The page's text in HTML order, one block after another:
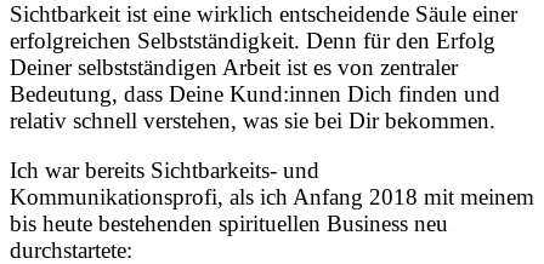
Sichtbarkeit ist eine wirklich entscheidende Säule einer
erfolgreichen Selbstständigkeit. Denn für den Erfolg
Deiner selbstständigen Arbeit ist es von zentraler
Bedeutung, dass Deine Kund:innen Dich finden und
relativ schnell verstehen, was sie bei Dir bekommen.
Ich war bereits Sichtbarkeits- und
Kommunikationsprofi, als ich Anfang 2018 mit meinem
bis heute bestehenden spirituellen Business neu
durchstartete: